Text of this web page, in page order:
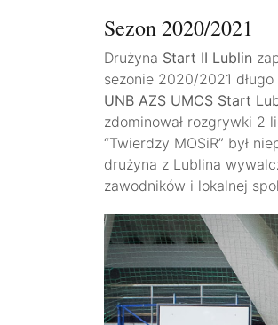
Sezon 2020/2021
Drużyna Start II Lublin
sezonie 2020/2021
UNB AZS UMCS Start
zdominował rozgrywki 2
“Twierdzy MOSiR” był
drużyna z Lublina
zawodników i lokalnej